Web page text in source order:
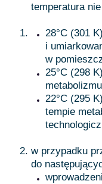
temperatura
28°C (301
i
w
25°C (298
22°C (295
tempie
w przypadku
do